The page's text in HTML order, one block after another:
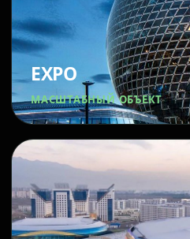
EXPO
МАСШТАБНЫЙ ОБЪЕКТ